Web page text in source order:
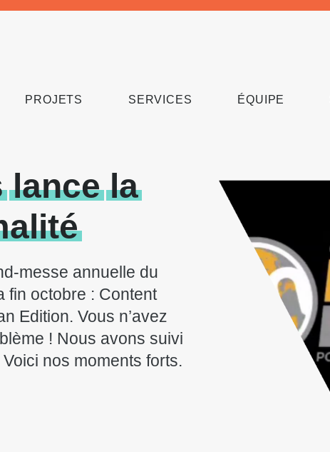
PROJETS SERVICES ÉQUIPE
lance la
messe annuelle du
fin octobre : Content
Edition. Vous n’avez
! Nous avons suivi
nos moments forts.